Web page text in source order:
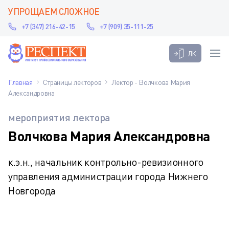
УПРОЩАЕМ СЛОЖНОЕ
+7 (347) 216-42-15 +7 (909) 35-111-25
ЛК
Главная Страницы лекторов
Лектор - Волчкова Мария
Александровна
мероприятия лектора
Волчкова Мария Александровна
к.э.н., начальник контрольно-ревизионного
управления администрации города Нижнего
Новгорода